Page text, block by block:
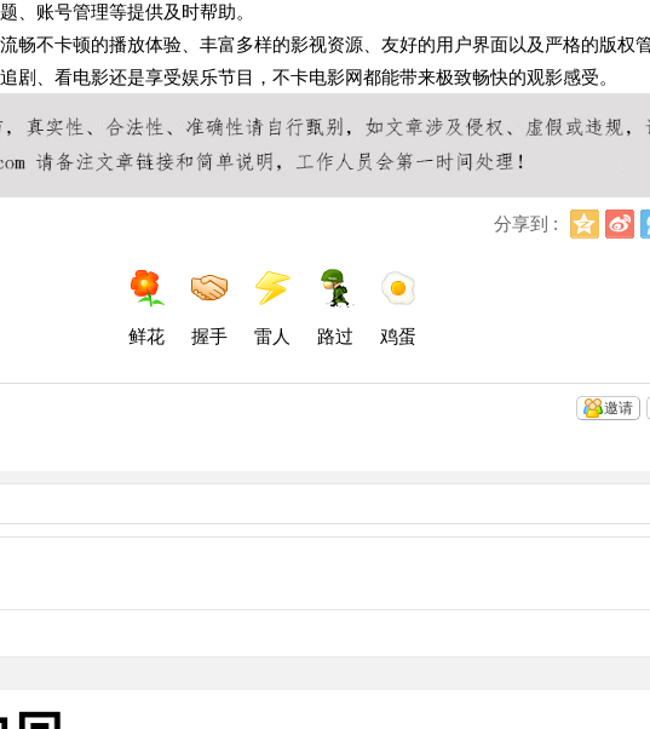
、账号管理等提供及时帮助。
畅不卡顿的播放体验、丰富多样的影视资源、友好的用户界面以及严格的版权
剧、看电影还是享受娱乐节目，不卡电影网都能带来极致畅快的观影感受。
分享到 :
Q
新
浪
鲜花 握手 雷人 路过 鸡蛋
邀请